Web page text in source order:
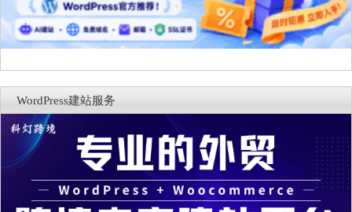
WordPress建站服务